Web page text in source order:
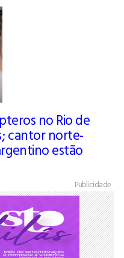
no Rio de
cantor norte-
estão
Publicidade